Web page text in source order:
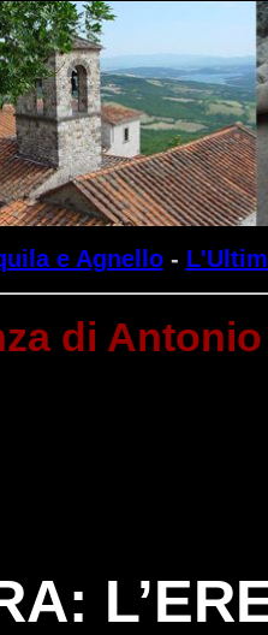
e Agnello-
di